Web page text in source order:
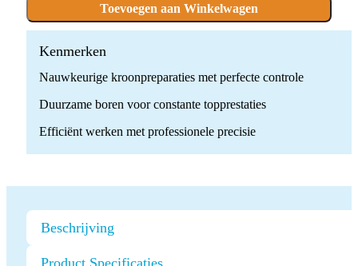
Boren
quantity
Toevoegen aan Winkelwagen
Kenmerken
Nauwkeurige kroonpreparaties met perfecte controle
Duurzame boren voor constante topprestaties
Efficiënt werken met professionele precisie
Beschrijving